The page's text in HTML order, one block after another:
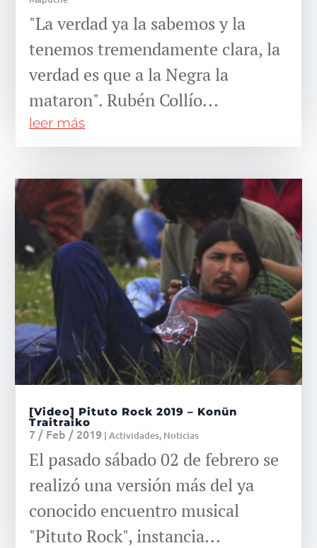
"La verdad ya la sabemos y la
tenemos tremendamente clara, la
verdad es que a la Negra la
mataron". Rubén Collío...
leer más
[Video] Pituto Rock 2019 – Konün
Traitraiko
7 / Feb / 2019 |Actividades, Noticias
El pasado sábado 02 de febrero se
realizó una versión más del ya
conocido encuentro musical
"Pituto Rock", instancia...